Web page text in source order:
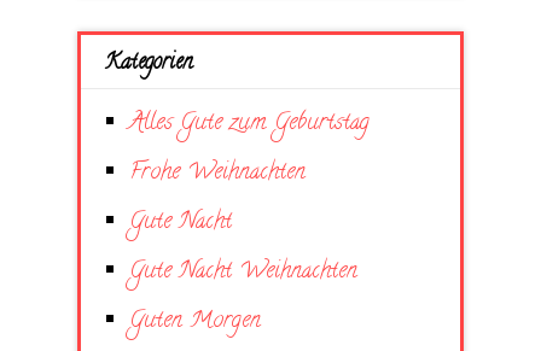
Kategorien
Alles Gute zum Geburtstag
Frohe Weihnachten
Gute Nacht
Gute Nacht Weihnachten
Guten Morgen